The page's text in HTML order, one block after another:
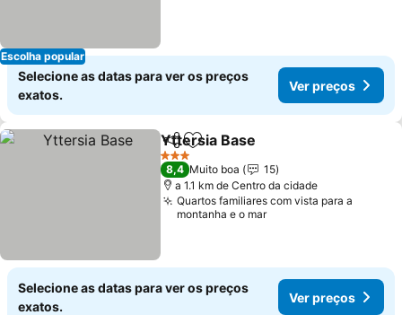
Escolha popular
Selecione as datas para ver os preços
exatos.
Ver preços
PartilharAdicionar aos favoritos
Yttersia Base
3 Estrelas
8,4 Muito boa
15
a 1.1 km de Centro da cidade
Quartos familiares com vista para a
montanha e o mar
Selecione as datas para ver os preços
exatos.
Ver preços